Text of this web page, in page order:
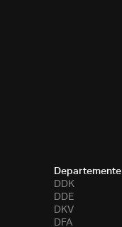
Departemente
DDK
DDE
DKV
DFA